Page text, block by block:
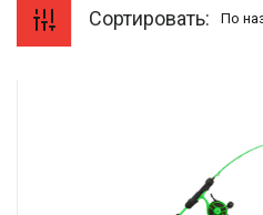
Сортировать: По